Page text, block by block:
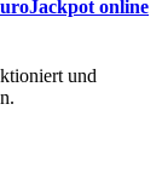
online
und